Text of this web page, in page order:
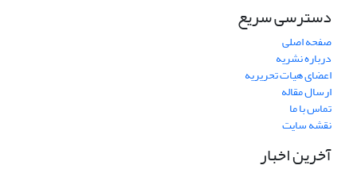
دسترسی سریع
صفحه اصلی
درباره نشریه
اعضای هیات تحریریه
ارسال مقاله
تماس با ما
نقشه سایت
آخرین اخبار